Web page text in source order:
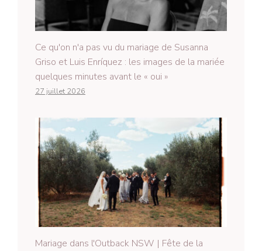
Ce qu'on n'a pas vu du mariage de Susanna
Griso et Luis Enríquez : les images de la mariée
quelques minutes avant le « oui »
27 juillet 2026
Mariage dans l'Outback NSW | Fête de la